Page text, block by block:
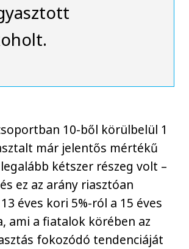
10-ből körülbelül 1
már jelentős mértékű
kétszer részeg volt –
ez az arány riasztóan
éves kori 5%-ról a 15 éves
ami a fiatalok körében az
fokozódó tendenciáját